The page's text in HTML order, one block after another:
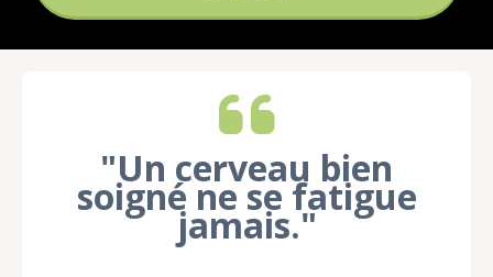
"Un cerveau bien
soigné ne se fatigue
jamais."